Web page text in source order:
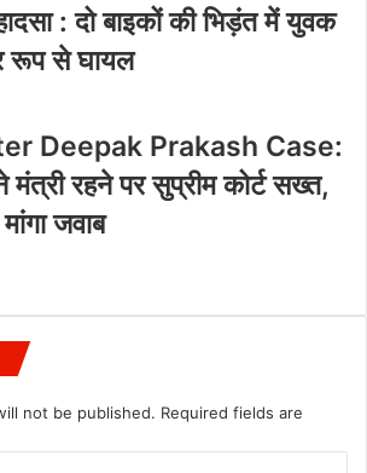
: दो बाइकों की भिड़ंत में युवक
रूप से घायल
Deepak Prakash Case:
मंत्री रहने पर सुप्रीम कोर्ट सख्त,
जवाब
not be published. Required fields are